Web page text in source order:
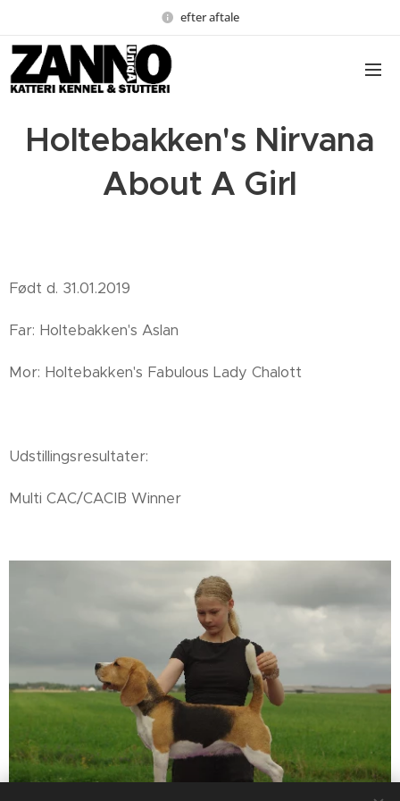
efter aftale
Holtebakken's Nirvana
About A Girl
Født d. 31.01.2019
Far: Holtebakken's Aslan
Mor: Holtebakken's Fabulous Lady Chalott
Udstillingsresultater:
Multi CAC/CACIB Winner